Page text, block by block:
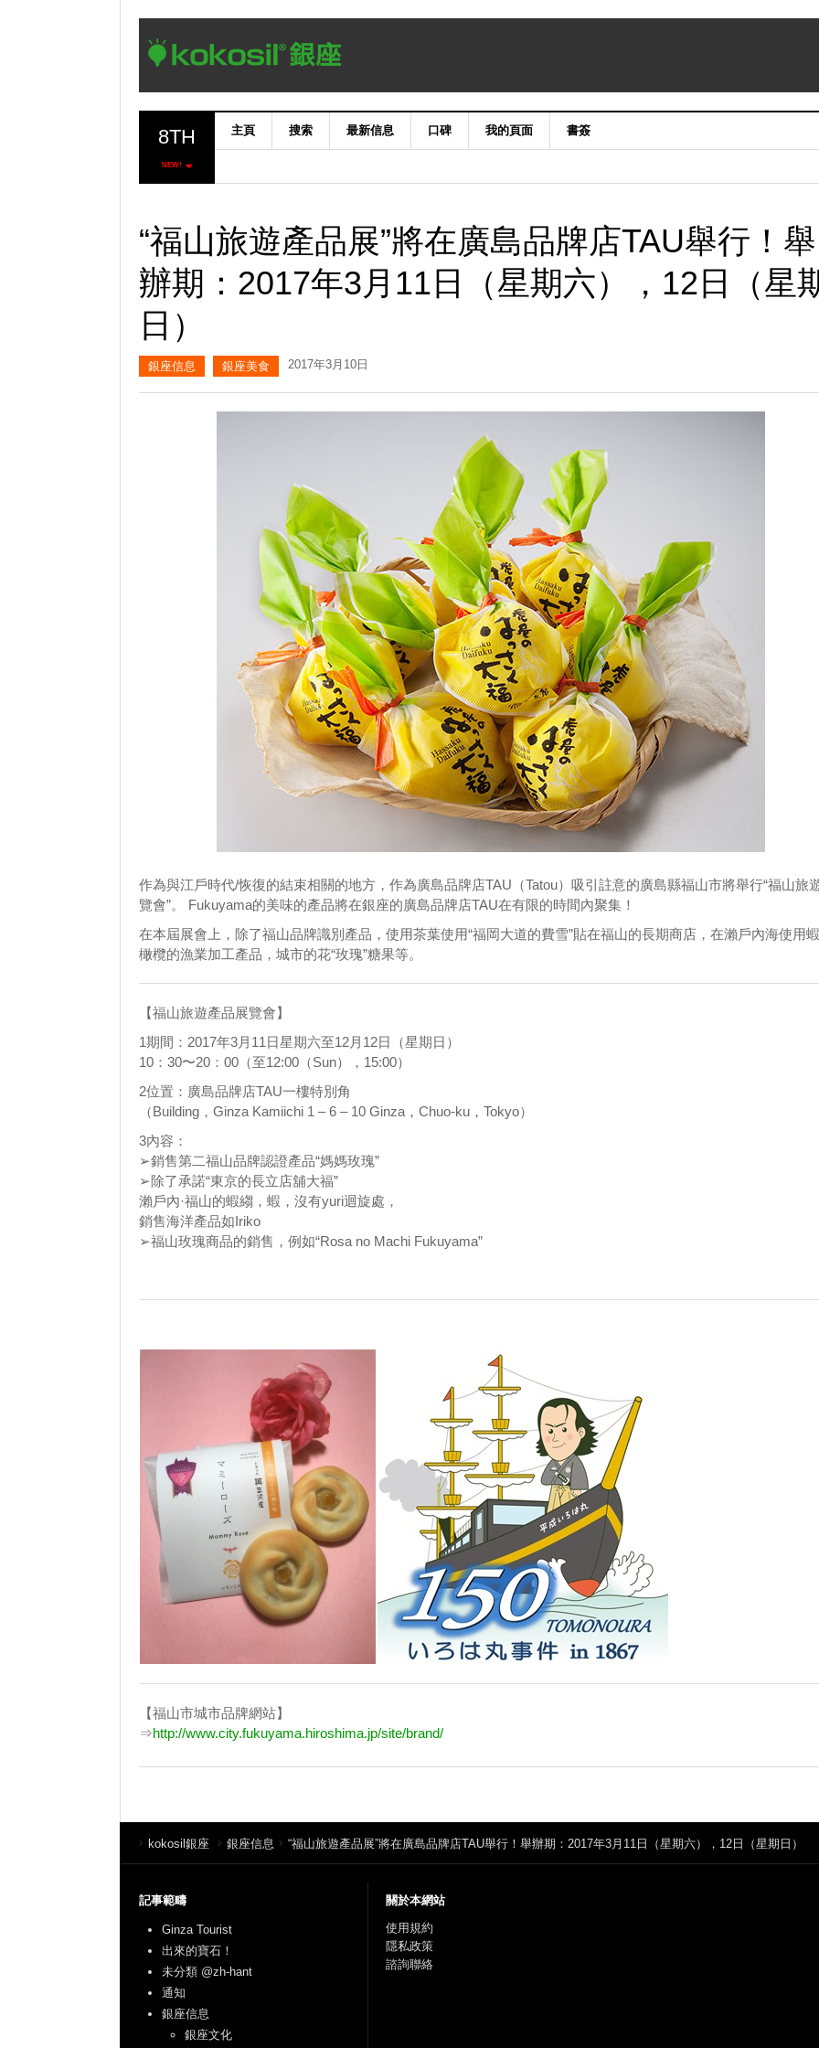
8TH
NEW!
主頁 搜索 最新信息 口碑 我的頁面 書簽
“福山旅遊產品展”將在廣島品牌店TAU舉行！舉
辦期：2017年3月11日（星期六），12日（星
日）
銀座信息 銀座美食 2017年3月10日
作為與江戶時代/恢復的結束相關的地方，作為廣島品牌店TAU（Tatou）吸引註意的廣島縣福山市將舉行“福山旅
覽會”。 Fukuyama的美味的產品將在銀座的廣島品牌店TAU在有限的時間內聚集！
在本屆展會上，除了福山品牌識別產品，使用茶葉使用“福岡大道的費雪”貼在福山的長期商店，在瀨戶內海使用
橄欖的漁業加工產品，城市的花“玫瑰”糖果等。
【福山旅遊產品展覽會】
1期間：2017年3月11日星期六至12月12日（星期日）
10：30〜20：00（至12:00（Sun），15:00）
2位置：廣島品牌店TAU一樓特別角
（Building，Ginza Kamiichi 1 – 6 – 10 Ginza，Chuo-ku，Tokyo）
3內容：
➢銷售第二福山品牌認證產品“媽媽玫瑰”
➢除了承諾“東京的長立店舖大福”
瀨戶內·福山的蝦縐，蝦，沒有yuri迴旋處，
銷售海洋產品如Iriko
➢福山玫瑰商品的銷售，例如“Rosa no Machi Fukuyama”
【福山市城市品牌網站】
⇒http://www.city.fukuyama.hiroshima.jp/site/brand/
kokosil銀座 銀座信息 “福山旅遊產品展”將在廣島品牌店TAU舉行！舉辦期：2017年3月11日（星期六），12日（星期日）
記事範疇
Ginza Tourist
出來的寶石！
未分類 @zh-hant
通知
銀座信息
銀座文化
關於本網站
使用規約
隱私政策
諮詢聯絡